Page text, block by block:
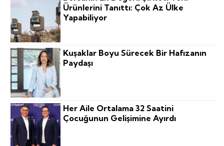
Ürünlerini Tanıttı: Çok Az Ülke
Yapabiliyor
Kuşaklar Boyu Sürecek Bir Hafızanın
Paydaşı
Her Aile Ortalama 32 Saatini
Çocuğunun Gelişimine Ayırdı